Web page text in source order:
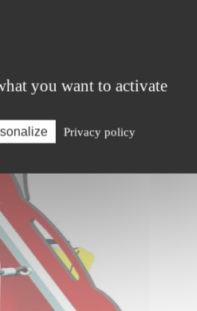
you want to activate
Privacy policy